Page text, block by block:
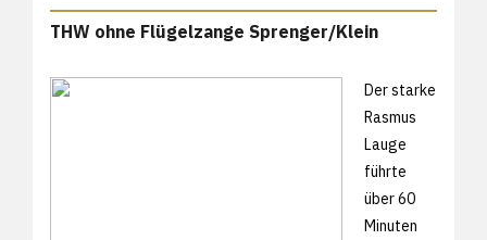
THW ohne Flügelzange Sprenger/Klein
Der starke
Rasmus
Lauge
führte
über 60
Minuten